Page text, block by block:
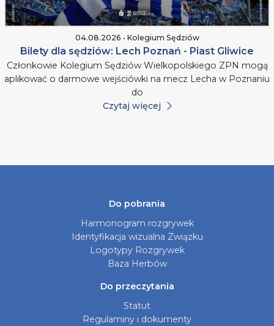
04.08.2026 • Kolegium Sędziów
Bilety dla sędziów: Lech Poznań - Piast Gliwice
Członkowie Kolegium Sędziów Wielkopolskiego ZPN mogą
aplikować o darmowe wejściówki na mecz Lecha w Poznaniu
do
Czytaj więcej
Do pobrania
Harmonogram rozgrywek
Identyfikacja wizualna Związku
Logotypy Rozgrywek
Baza Herbów
Do przeczytania
Statut
Regulaminy i dokumenty